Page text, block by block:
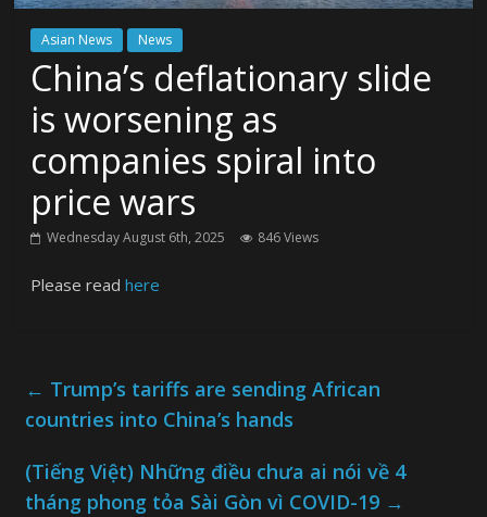
Asian News News
China’s deflationary slide
is worsening as
companies spiral into
price wars
Wednesday August 6th, 2025 846 Views
Please readhere
← Trump’s tariffs are sending African
countries into China’s hands
(Tiếng Việt) Những điều chưa ai nói về 4
tháng phong tỏa Sài Gòn vì COVID-19 →